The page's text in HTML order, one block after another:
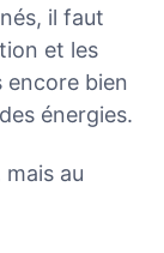
il faut
et les
encore bien
énergies.
au